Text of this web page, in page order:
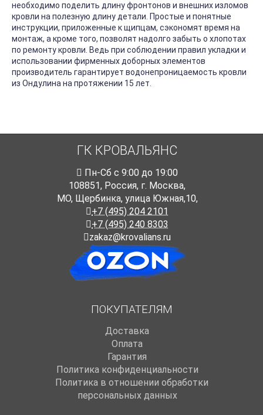
необходимо поделить длину фронтонов и внешних изломов
кровли на полезную длину детали. Простые и понятные
инструкции, приложенные к щипцам, сэкономят время на
монтаж, а кроме того, позволят надолго забыть о хлопотах
по ремонту кровли. Ведь при соблюдении правил укладки и
использовании фирменных доборных элементов
производитель гарантирует водонепроницаемость кровли
из Ондулина на протяжении 15 лет.
ГК КРОВАЛЬЯНС
Пн-Cб с 9:00 до 19:00
108851, Россия, г. Москва,
МО, Щербинка, улица Южная,10,
+7 (495) 204 2101
+7 (495) 240 8303
zakaz@krovalians.ru
ПОКУПАТЕЛЯМ
Доставка
Оплата
Гарантия
Политика конфиденциальности
Политика в отношении обработки
персональных данных